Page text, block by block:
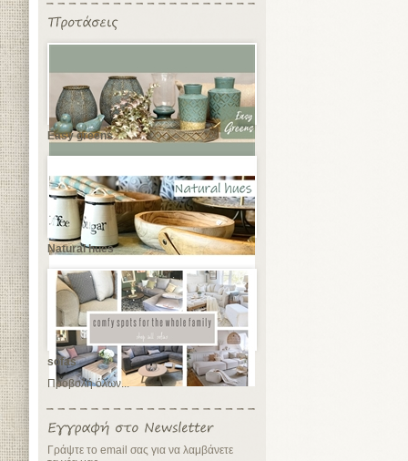
Easy greens
Natural hues
sofas
Προβολή όλων...
Γράψτε το email σας για να λαμβάνετε